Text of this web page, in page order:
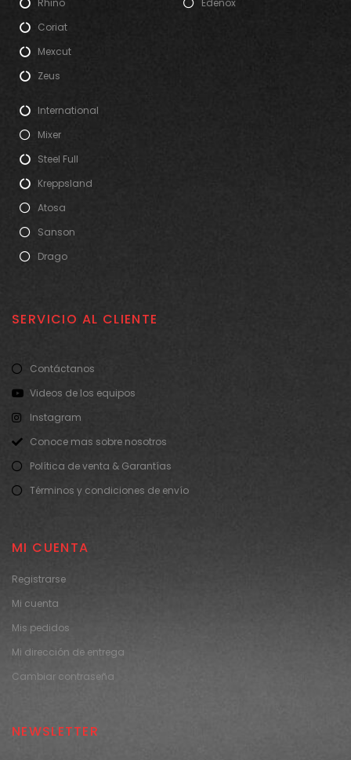
Coriat
Mexcut
Zeus
International
Mixer
Steel Full
Kreppsland
Atosa
Sanson
Drago
SERVICIO AL CLIENTE
Contáctanos
Videos de los equipos
Instagram
Conoce mas sobre nosotros
Política de venta & Garantías
Términos y condiciones de envío
MI CUENTA
Registrarse
Mi cuenta
Mis pedidos
Mi dirección de entrega
Cambiar contraseña
NEWSLETTER